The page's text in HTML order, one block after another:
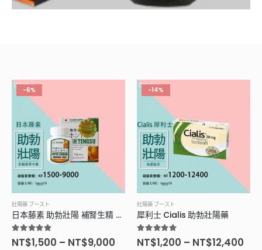
-6%
壯陽藥 ブースト
日本藤素 助勃壯陽 補腎生精 保健神藥
5.00 滿分5分
NT$1,500 – NT$9,000
-14%
壯陽藥 ブースト
犀利士 Cialis 助勃壯陽藥
5.00 滿分5分
NT$1,200 – NT$12,400